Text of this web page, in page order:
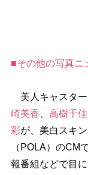
■その他の写真ニ
美人キャスター
崎美香
高樹千
彩が、美白スキ
（POLA）のCM
報番組などで目